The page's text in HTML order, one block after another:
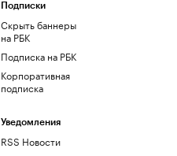
Подписки
Скрыть баннеры
на РБК
Подписка на РБК
Корпоративная
подписка
Уведомления
RSS Новости